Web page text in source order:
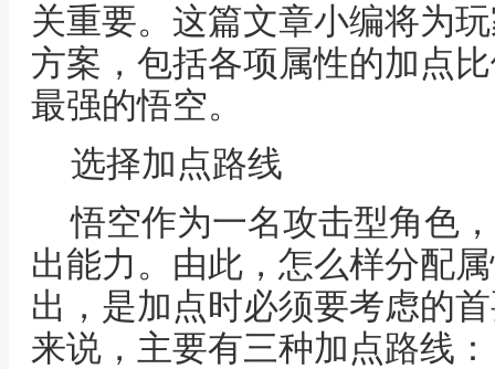
关重要。这篇文章小编将为
方案，包括各项属性的加点
最强的悟空。
选择加点路线
悟空作为一名攻击型角色
出能力。由此，怎么样分配
出，是加点时必须要考虑的
来说，主要有三种加点路线：